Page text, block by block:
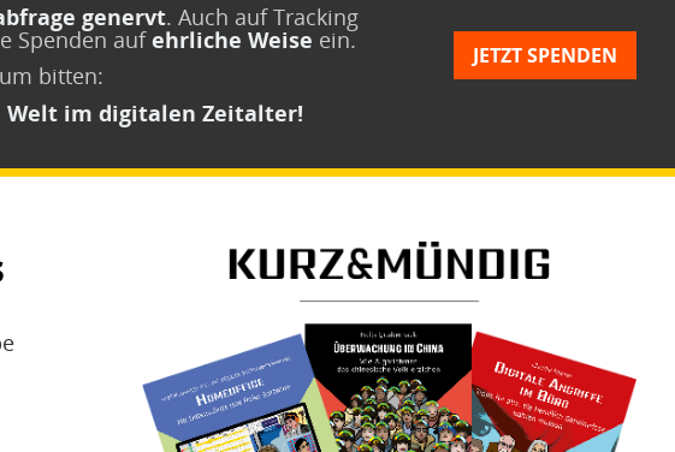
genervt. Auch auf Tracking
Spenden aufehrliche Weise ein.
bitten:
Welt im digitalen Zeitalter!
JETZT SPENDEN